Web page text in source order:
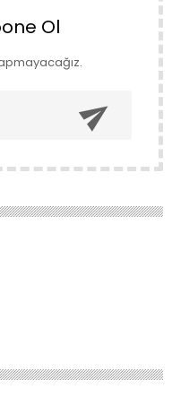
Ol
